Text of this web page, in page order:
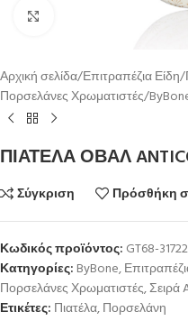
Αρχική σελίδα Επιτραπέζια Είδη
Πορσελάνες Χρωματιστές
ΠΙΑΤΕΛΑ ΟΒΑΛ
Σύγκριση Πρόσθήκη
Κωδικός προϊόντος: GT68-31722
Κατηγορίες: ByBone,
Πορσελάνες Χρωματιστές,Σειρά
Ετικέτες: Πιατέλα,Πορσελάνη